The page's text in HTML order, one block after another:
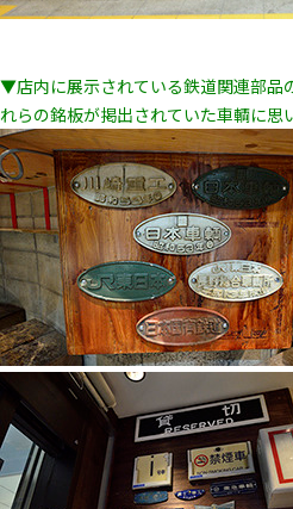
▼店内に展示されている鉄道関連部品
れらの銘板が掲出されていた車輌に思